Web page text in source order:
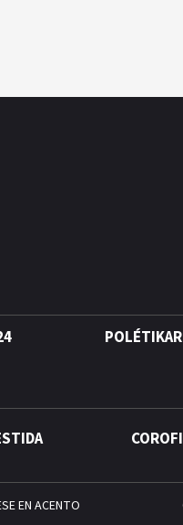
EN ACENTO